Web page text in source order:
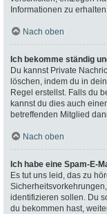
Informationen zu
Nach oben
Ich bekomme ständig
Du kannst Private
löschen, indem du in
Regel erstellst. Falls du
kannst du dies auch
betreffenden Mitglied
Nach oben
Ich habe eine Spam-E-
Es tut uns leid, das zu
identifizieren sollen. Du
du bekommen hast,